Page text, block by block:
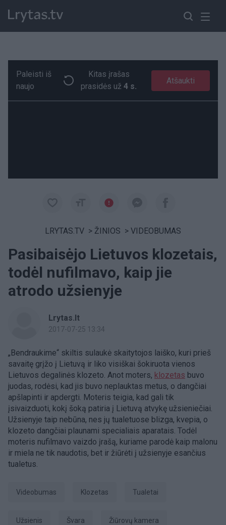
Paremkite Ukrainą
Paleisti iš
naujo
Kitas įrašas
prasidės už3 s.
Atšaukti
LRYTAS.TV > ŽINIOS > VIDEOBUMAS
Pasibaisėjo Lietuvos klozetais,
todėl nufilmavo, kaip jie
atrodo užsienyje
Lrytas.lt
2017-07-25 13:34
„Bendraukime“ skiltis sulaukė skaitytojos laiško, kuri prieš
savaitę grįžo į Lietuvą ir liko visiškai šokiruota vienos
Lietuvos degalinės klozeto. Anot moters, klozetas buvo
juodas, rodėsi, kad jis buvo neplauktas metus, o dangčiai
apšlapinti ir apdergti. Moteris teigia, kad gali tik
įsivaizduoti, kokį šoką patiria į Lietuvą atvykę užsieniečiai.
Užsienyje taip nebūna, nes jų tualetuose blizga, kvepia, o
klozeto dangčiai plaunami specialiais aparatais. Todėl
moteris nufilmavo vaizdo įrašą, kuriame parodė kaip malonu
ir miela ne tik naudotis, bet ir žiūrėti į užsienyje esančius
tualetus.
videobumas klozetas tualetai
užsienis švara Žiūrovų kamera